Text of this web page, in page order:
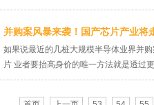
并购案风暴来袭！国产芯片产业将
如果说最近的几桩大规模半导体业界并
片 业者要抬高身价的唯一方法就是透过